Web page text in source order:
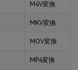
M4V変換
MKV変換
MOV変換
MP4変換